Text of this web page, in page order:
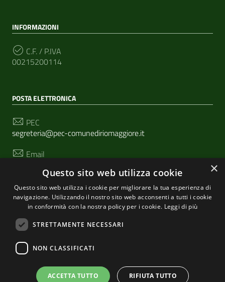
INFORMAZIONI
C.F. / P.IVA
00215200114
POSTA ELETTRONICA
PEC
segreteria@pec-comunediriomaggiore.it
Email
SEGUICI SU
Sezione Link Utili
Privacy | Cookie policy | Realizzato con
Tema grafico ItaliaWP2 | Basato sul Prototipo per siti
×
Questo sito web utilizza cookie
Questo sito web utilizza i cookie per migliorare la tua esperienza di
navigazione. Utilizzando il nostro sito web acconsenti a tutti i cookie
in conformità con la nostra policy per i cookie. Leggi di più
STRETTAMENTE NECESSARI
NON CLASSIFICATI
ACCETTA TUTTO RIFIUTA TUTTO